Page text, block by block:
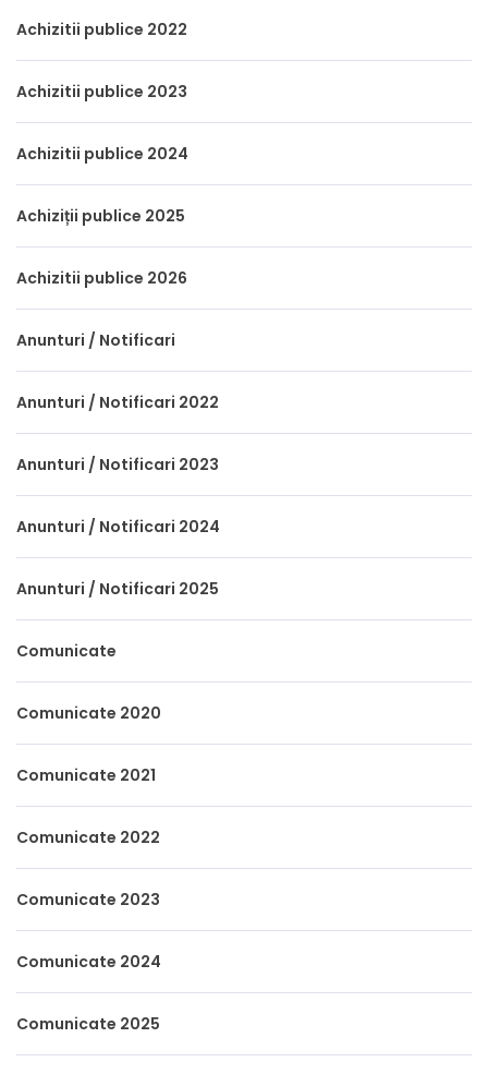
Achizitii publice 2022
Achizitii publice 2023
Achizitii publice 2024
Achiziții publice 2025
Achizitii publice 2026
Anunturi / Notificari
Anunturi / Notificari 2022
Anunturi / Notificari 2023
Anunturi / Notificari 2024
Anunturi / Notificari 2025
Comunicate
Comunicate 2020
Comunicate 2021
Comunicate 2022
Comunicate 2023
Comunicate 2024
Comunicate 2025